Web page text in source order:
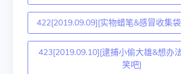
422[2019.09.09][实物蜡笔&感冒收集
423[2019.09.10][逮捕小偷大雄&想办
笑吧]